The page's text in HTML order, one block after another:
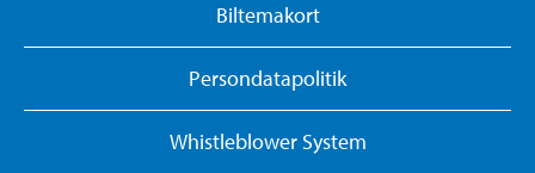
Biltemakort
Persondatapolitik
Whistleblower System